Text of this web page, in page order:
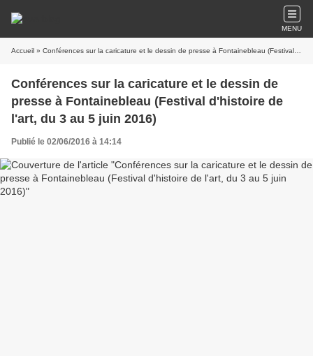
MENU
Accueil » Conférences sur la caricature et le dessin de presse à Fontainebleau (Festival d'histoire de l'art, du 3 au 5 juin 2016)
Conférences sur la caricature et le dessin de
presse à Fontainebleau (Festival d'histoire de
l'art, du 3 au 5 juin 2016)
Publié le 02/06/2016 à 14:14